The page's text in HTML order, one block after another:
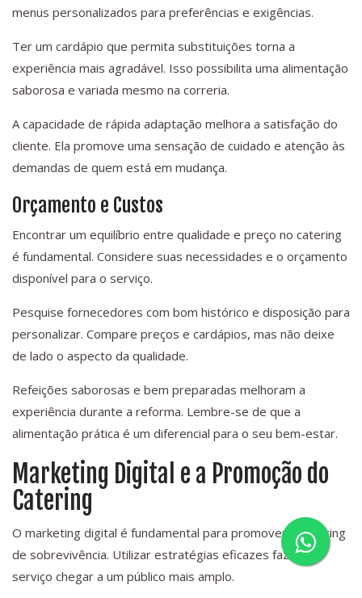
menus personalizados para preferências e exigências.
Ter um cardápio que permita substituições torna a
experiência mais agradável. Isso possibilita uma alimentação
saborosa e variada mesmo na correria.
A capacidade de rápida adaptação melhora a satisfação do
cliente. Ela promove uma sensação de cuidado e atenção às
demandas de quem está em mudança.
Orçamento e Custos
Encontrar um equilíbrio entre qualidade e preço no catering
é fundamental. Considere suas necessidades e o orçamento
disponível para o serviço.
Pesquise fornecedores com bom histórico e disposição para
personalizar. Compare preços e cardápios, mas não deixe
de lado o aspecto da qualidade.
Refeições saborosas e bem preparadas melhoram a
experiência durante a reforma. Lembre-se de que a
alimentação prática é um diferencial para o seu bem-estar.
Marketing Digital e a Promoção do
Catering
O marketing digital é fundamental para promover o catering
de sobrevivência. Utilizar estratégias eficazes faz seu
serviço chegar a um público mais amplo.